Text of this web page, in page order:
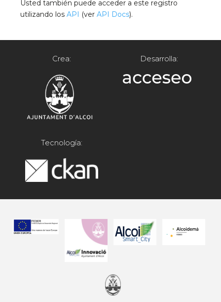
Usted también puede acceder a este registro
utilizando losAPI (verAPI Docs).
Crea: Desarrolla:
Tecnología: